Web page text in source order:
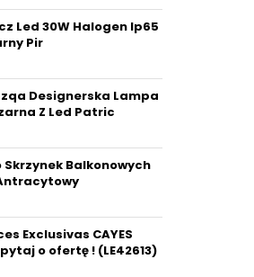
Led 30W Halogen Ip65
Pir
Designerska Lampa
Z Led Patric
Skrzynek Balkonowych
Exclusivas CAYES
o ofertę ! (LE42613)